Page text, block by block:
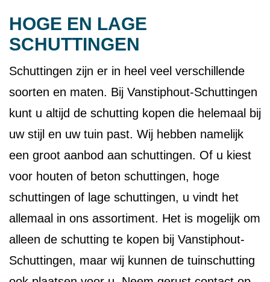
HOGE EN LAGE
SCHUTTINGEN
Schuttingen zijn er in heel veel verschillende
soorten en maten. Bij Vanstiphout-Schuttingen
kunt u altijd de schutting kopen die helemaal bij
uw stijl en uw tuin past. Wij hebben namelijk
een groot aanbod aan schuttingen. Of u kiest
voor houten of beton schuttingen, hoge
schuttingen of lage schuttingen, u vindt het
allemaal in ons assortiment. Het is mogelijk om
alleen de schutting te kopen bij Vanstiphout-
Schuttingen, maar wij kunnen de tuinschutting